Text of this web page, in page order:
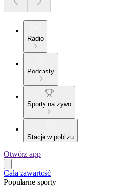
Radio
Podcasty
Sporty na żywo
Stacje w pobliżu
Otwórz app
Cała zawartość
Popularne sporty